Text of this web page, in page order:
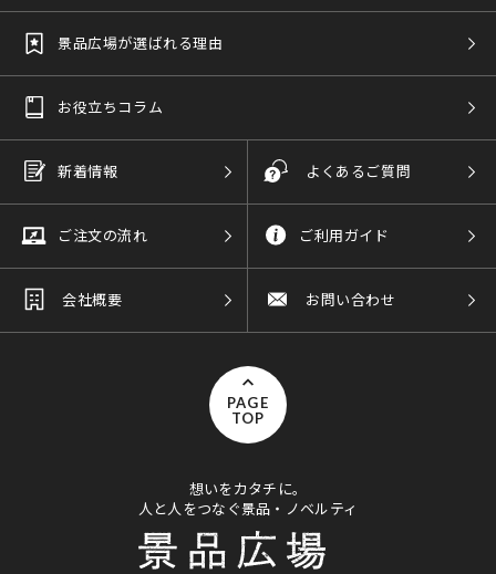
景品広場が選ばれる理由
お役立ちコラム
新着情報 よくあるご質問
ご注文の流れ ご利用ガイド
会社概要 お問い合わせ
PAGE
TOP
想いをカタチに。
人と人をつなぐ景品・ノベルティ